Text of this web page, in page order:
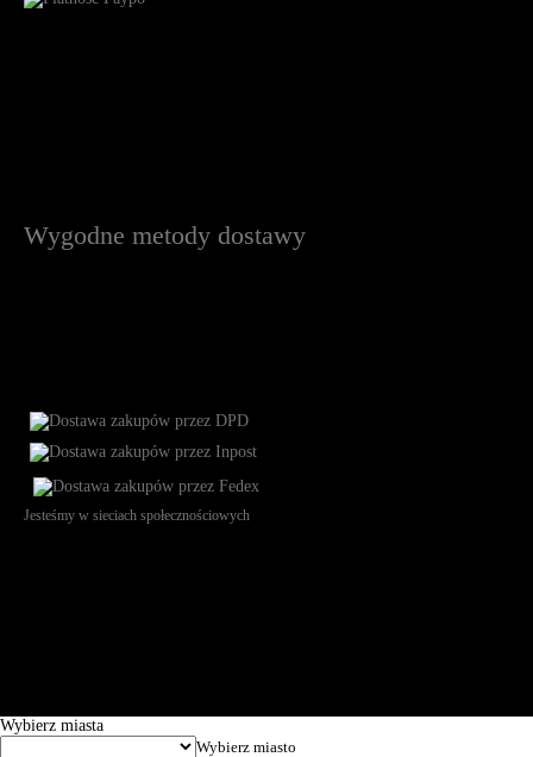
Wygodne metody dostawy
Jesteśmy w sieciach społecznościowych
Wybierz miasta